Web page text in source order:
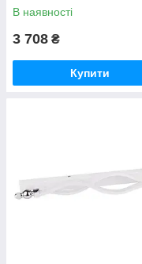
В наявності
3 708 ₴
Купити